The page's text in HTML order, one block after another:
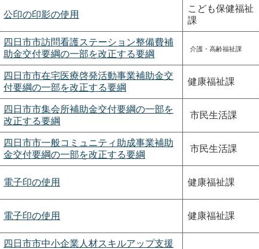
公印の印影の使用
こども保健福祉
課
四日市市訪問看護ステーション整備費補
助金交付要綱の一部を改正する要綱
介護・高齢福祉課
四日市市在宅医療啓発活動事業補助金交
付要綱の一部を改正する要綱
健康福祉課
四日市市集会所補助金交付要綱の一部を
改正する要綱
市民生活課
四日市市一般コミュニティ助成事業補助
金交付要綱の一部を改正する要綱
市民生活課
電子印の使用 健康福祉課
電子印の使用 健康福祉課
四日市市中小企業人材スキルアップ支援